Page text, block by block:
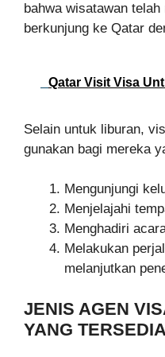
bahwa wisatawan
berkunjung ke Qatar
Qatar Visit Visa
Selain untuk liburan,
gunakan bagi mereka
Mengunjungi
Menjelajahi
Menghadiri
Melakukan
melanjutkan
JENIS AGEN
YANG TERSEDIA